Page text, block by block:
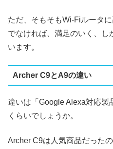
ただ、そもそもWi-Fiルータ
でなければ、満足のいく、し
います。
Archer C9とA9の違い
違いは「Google Alexa対応製
くらいでしょうか。
Archer C9は人気商品だった